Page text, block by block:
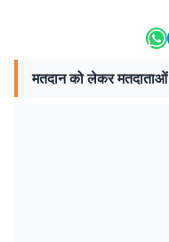
मतदान को लेकर